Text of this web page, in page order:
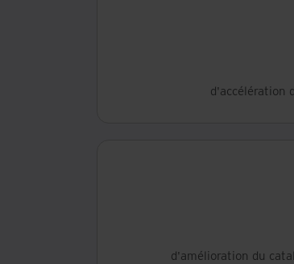
d'accélération
d'amélioration du